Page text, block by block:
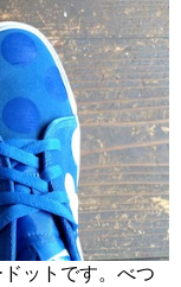
ットです。べつ